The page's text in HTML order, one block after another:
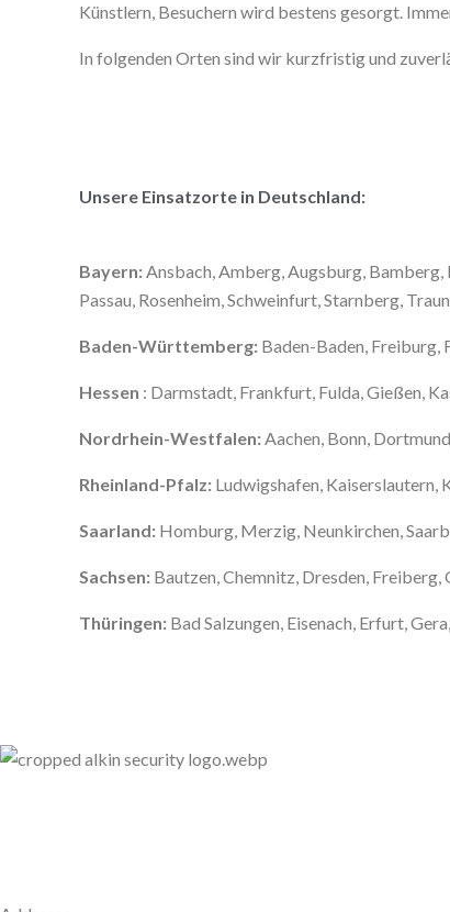
Künstlern, Besuchern wird bestens gesorgt.
In folgenden Orten sind wir kurzfristig und
Unsere Einsatzorte in Deutschland:
Bayern:Ansbach, Amberg, Augsburg, Bamberg,
Passau, Rosenheim, Schweinfurt, Starnberg,
Baden-Württemberg: Baden-Baden, Freiburg,
Hessen : Darmstadt, Frankfurt, Fulda, Gießen,
Nordrhein-Westfalen:Aachen, Bonn,
Rheinland-Pfalz: Ludwigshafen, Kaiserslautern,
Saarland: Homburg, Merzig, Neunkirchen,
Sachsen: Bautzen, Chemnitz, Dresden,
Thüringen: Bad Salzungen, Eisenach, Erfurt,